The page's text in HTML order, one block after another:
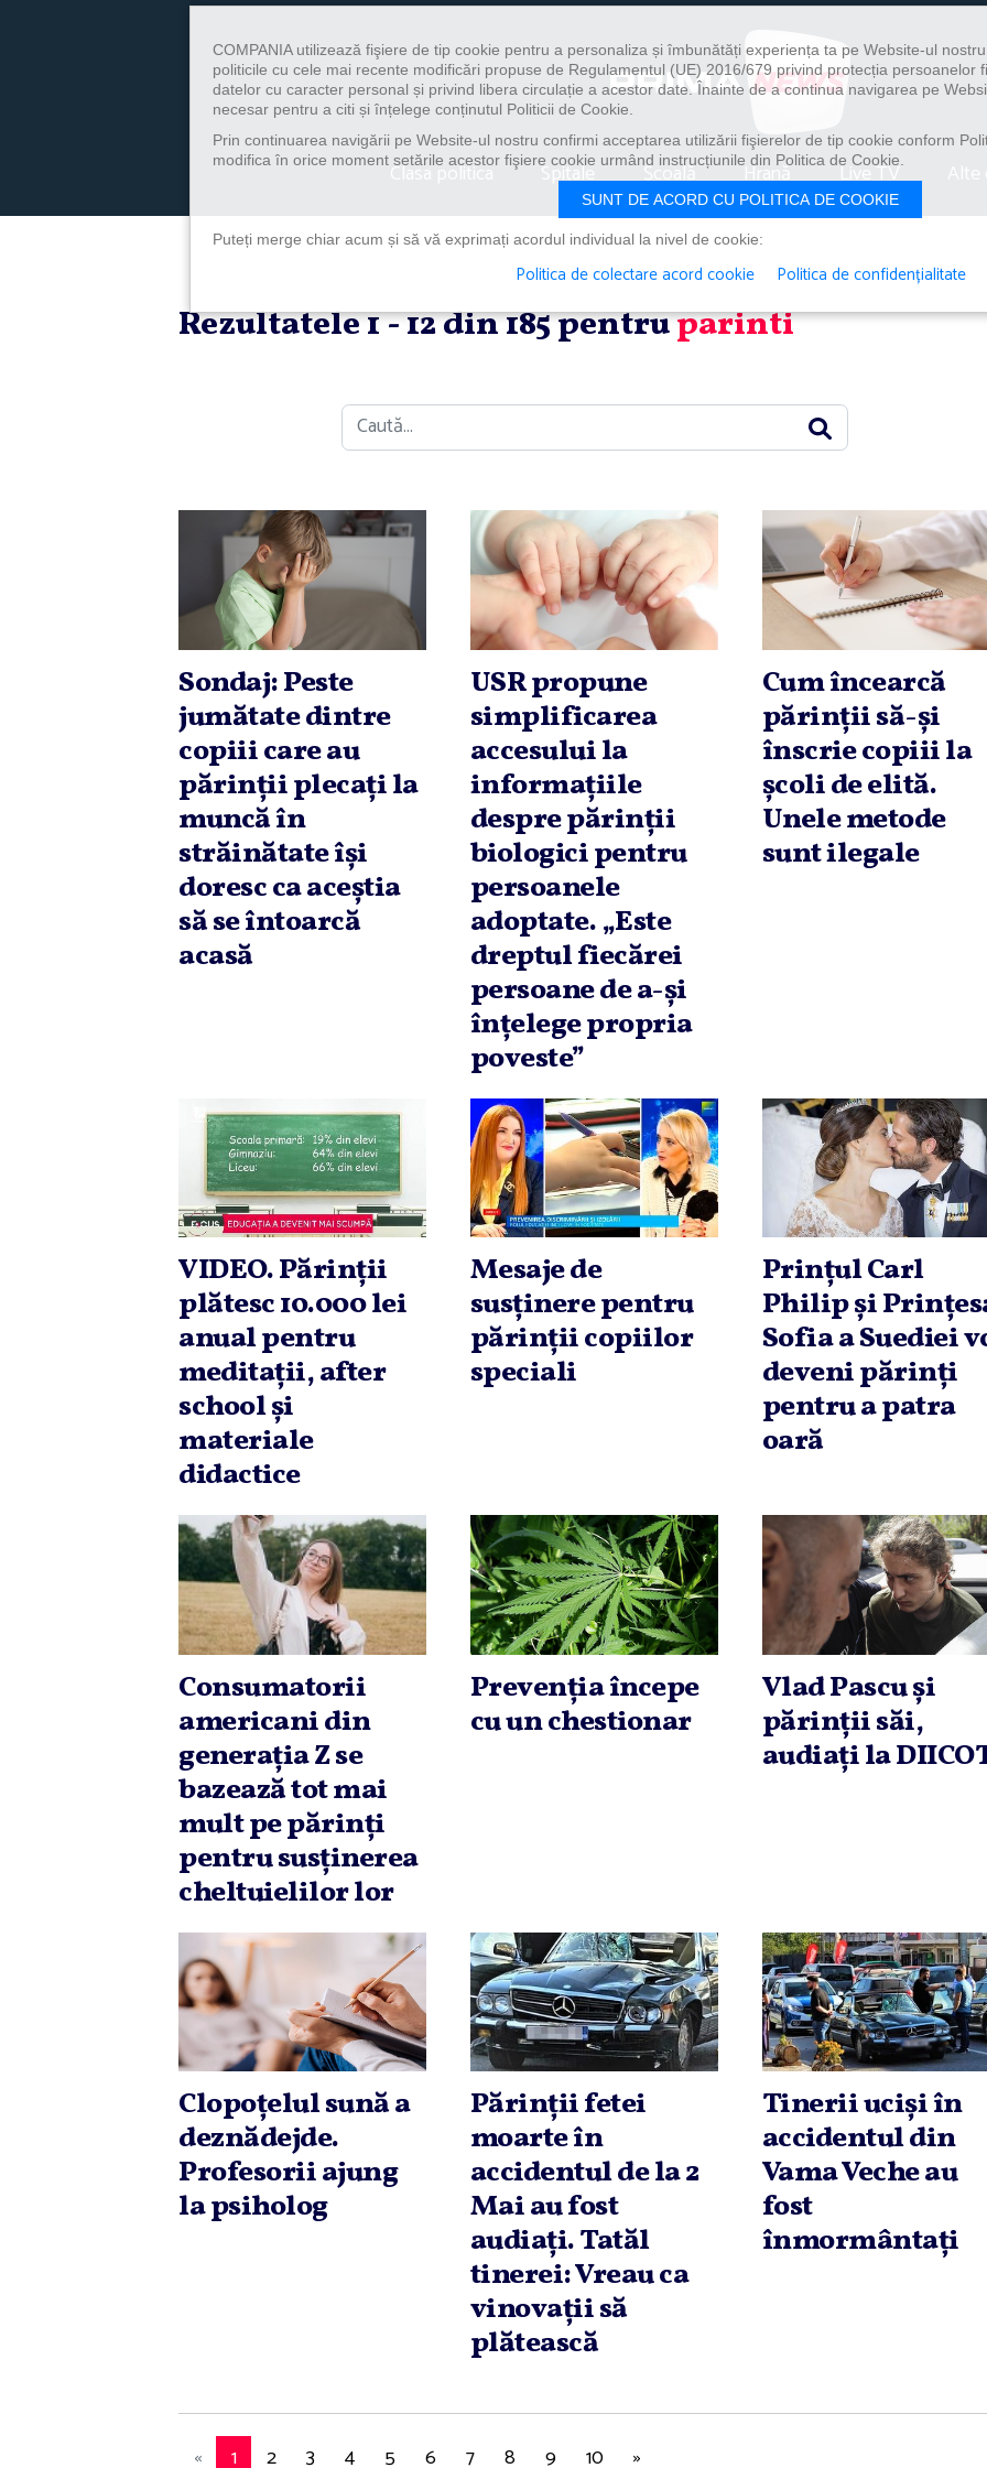
Clasa politica Spitale Școală Hrană Live TV
Rezultatele 1 - 12 din 185 pentruparinti
Caută
Sondaj: Peste
jumătate dintre
copiii care au
părinţii plecaţi la
muncă în
străinătate îşi
doresc ca aceştia
să se întoarcă
acasă
USR propune
simplificarea
accesului la
informaţiile
despre părinţii
biologici pentru
persoanele
adoptate. „Este
dreptul fiecărei
persoane de a-şi
înţelege propria
poveste”
Cum încearcă
părinţii să-şi
înscrie copiii la
şcoli de elită.
Unele metode
sunt ilegale
VIDEO. Părinţii
plătesc 10.000 lei
anual pentru
meditaţii, after
school şi
materiale
didactice
Mesaje de
susţinere pentru
părinţii copiilor
speciali
Prinţul Carl
Philip şi
Sofia a Suediei
deveni părinţi
pentru a patra
oară
Consumatorii
americani din
generaţia Z se
bazează tot mai
mult pe părinţi
pentru susţinerea
cheltuielilor lor
Prevenţia începe
cu un chestionar
Vlad Pascu şi
părinţii săi,
audiaţi la
Clopoţelul sună a
deznădejde.
Profesorii ajung
la psiholog
Părinţii fetei
moarte în
accidentul de la 2
Mai au fost
audiaţi. Tatăl
tinerei: Vreau ca
vinovaţii să
plătească
Tinerii ucişi în
accidentul din
Vama Veche au
fost
înmormântaţi
« 1 2 3 4 5 6 7 8 9 10 »
COMPANIA utilizează fişiere de tip cookie pentru a personaliza și îmbunătăți experiența ta pe Website-ul
politicile cu cele mai recente modificări propuse de Regulamentul (UE) 2016/679 privind protecția persoanelor
datelor cu caracter personal și privind libera circulație a acestor date. Înainte de a continua navigarea pe
necesar pentru a citi și înțelege conținutul Politicii de Cookie.
Prin continuarea navigării pe Website-ul nostru confirmi acceptarea utilizării fişierelor de tip cookie conform
modifica în orice moment setările acestor fişiere cookie urmând instrucțiunile din Politica de Cookie.
SUNT DE ACORD CU POLITICA DE COOKIE
Puteți merge chiar acum și să vă exprimați acordul individual la nivel de cookie:
Politica de colectare acord cookie Politica de confidențialitate